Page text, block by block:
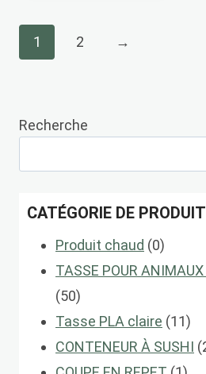
1 2 →
Recherche
CATÉGORIE DE PRODUIT
Produit chaud 00
TASSE POUR
5050
produits
Tasse PLA claire 1111
CONTENEUR À SUSHI